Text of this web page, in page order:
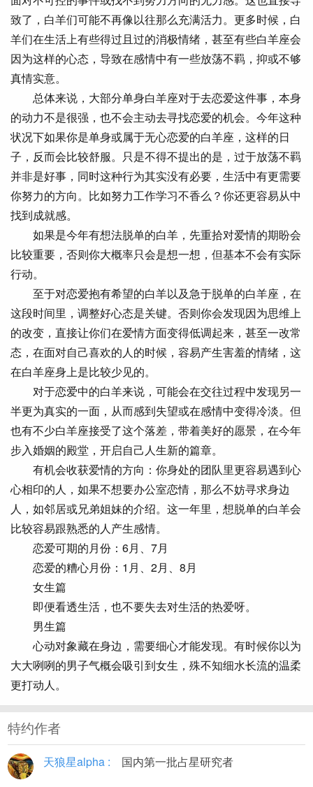
致了，白羊们可能不再像以往那么充满活力。更多时候，白
羊们在生活上有些得过且过的消极情绪，甚至有些白羊座会
因为这样的心态，导致在感情中有一些放荡不羁，抑或不够
真情实意。
总体来说，大部分单身白羊座对于去恋爱这件事，本身
的动力不是很强，也不会主动去寻找恋爱的机会。今年这种
状况下如果你是单身或属于无心恋爱的白羊座，这样的日
子，反而会比较舒服。只是不得不提出的是，过于放荡不羁
并非是好事，同时这种行为其实没有必要，生活中有更需要
你努力的方向。比如努力工作学习不香么？你还更容易从中
找到成就感。
如果是今年有想法脱单的白羊，先重拾对爱情的期盼会
比较重要，否则你大概率只会是想一想，但基本不会有实际
行动。
至于对恋爱抱有希望的白羊以及急于脱单的白羊座，在
这段时间里，调整好心态是关键。否则你会发现因为思维上
的改变，直接让你们在爱情方面变得低调起来，甚至一改常
态，在面对自己喜欢的人的时候，容易产生害羞的情绪，这
在白羊座身上是比较少见的。
对于恋爱中的白羊来说，可能会在交往过程中发现另一
半更为真实的一面，从而感到失望或在感情中变得冷淡。但
也有不少白羊座接受了这个落差，带着美好的愿景，在今年
步入婚姻的殿堂，开启自己人生新的篇章。
有机会收获爱情的方向：你身处的团队里更容易遇到心
心相印的人，如果不想要办公室恋情，那么不妨寻求身边
人，如邻居或兄弟姐妹的介绍。这一年里，想脱单的白羊会
比较容易跟熟悉的人产生感情。
恋爱可期的月份：6月、7月
恋爱的糟心月份：1月、2月、8月
女生篇
即便看透生活，也不要失去对生活的热爱呀。
男生篇
心动对象藏在身边，需要细心才能发现。有时候你以为
大大咧咧的男子气概会吸引到女生，殊不知细水长流的温柔
更打动人。
特约作者
天狼星alpha 国内第一批占星研究者